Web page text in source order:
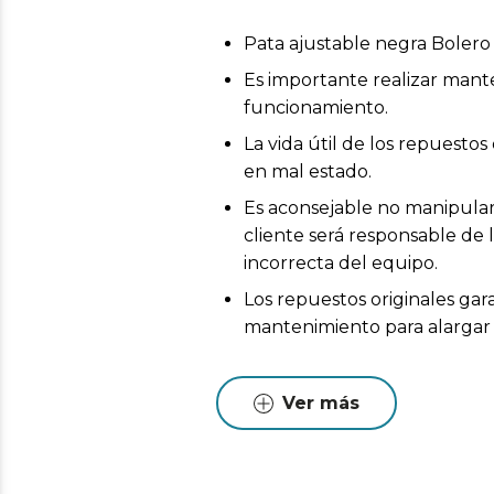
Pata ajustable negra
Es importante realizar
funcionamiento.
La vida útil de los
en mal estado.
Es aconsejable no
cliente será responsable de
incorrecta del equipo.
Los repuestos originales
mantenimiento para
Ver más